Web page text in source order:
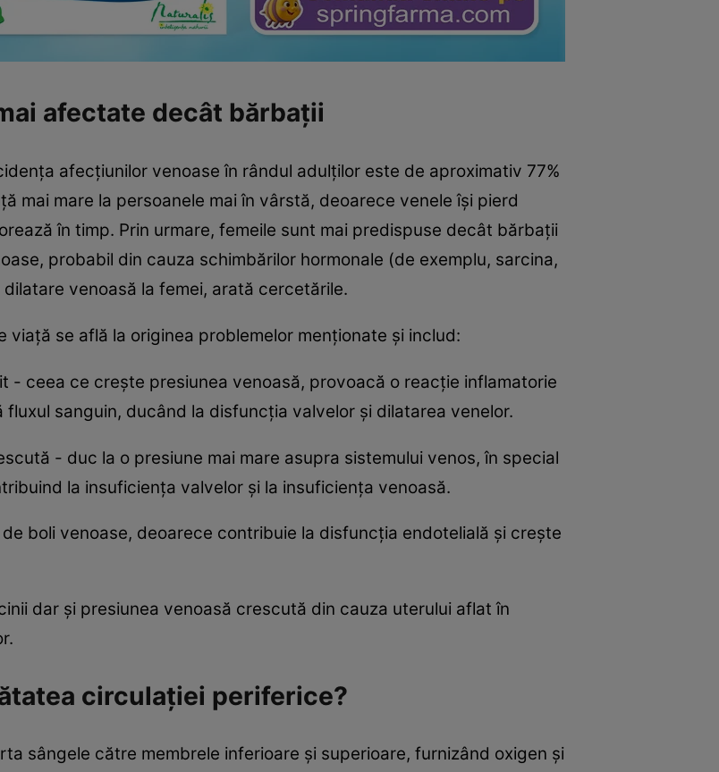
afectate decât bărbații
afecțiunilor venoase în rândul adulților este de aproximativ 77%
mai mare la persoanele mai în vârstă, deoarece venele își pierd
în timp. Prin urmare, femeile sunt mai predispuse decât bărbații
probabil din cauza schimbărilor hormonale (de exemplu, sarcina,
venoasă la femei, arată cercetările.
viață se află la originea problemelor menționate și includ:
- ceea ce crește presiunea venoasă, provoacă o reacție inflamatorie
sanguin, ducând la disfuncția valvelor și dilatarea venelor.
- duc la o presiune mai mare asupra sistemului venos, în special
la insuficiența valvelor și la insuficiența venoasă.
boli venoase, deoarece contribuie la disfuncția endotelială și crește
dar și presiunea venoasă crescută din cauza uterului aflat în
circulației periferice?
sângele către membrele inferioare și superioare, furnizând oxigen și